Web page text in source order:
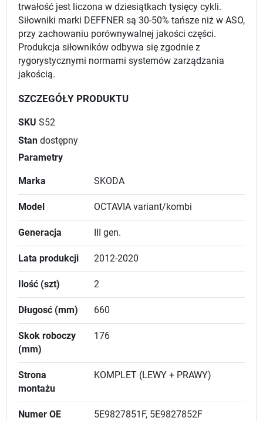
trwałość jest liczona w dziesiątkach tysięcy cykli.
Siłowniki marki DEFFNER są 30-50% tańsze niż w ASO,
przy zachowaniu porównywalnej jakości części.
Produkcja siłowników odbywa się zgodnie z
rygorystycznymi normami systemów zarządzania
jakością.
SZCZEGÓŁY PRODUKTU
SKU S52
Stan dostępny
Parametry
Marka SKODA
Model OCTAVIA variant/kombi
Generacja III gen.
Lata produkcji 2012-2020
Ilość (szt) 2
Długosć (mm) 660
Skok roboczy
(mm)
176
Strona
montażu
KOMPLET (LEWY + PRAWY)
Numer OE 5E9827851F, 5E9827852F